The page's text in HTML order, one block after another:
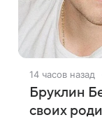
14 часов назад
Бруклин
своих